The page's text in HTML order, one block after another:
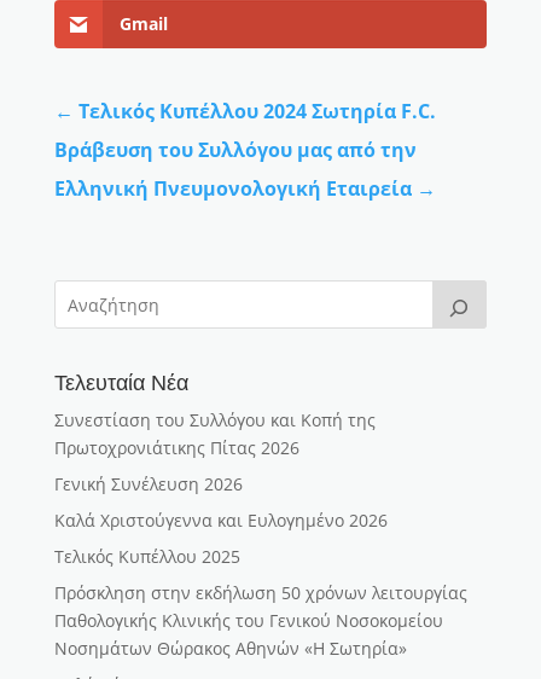
Gmail
← Τελικός Κυπέλλου 2024 Σωτηρία F.C.
Βράβευση του Συλλόγου μας από την
Ελληνική Πνευμονολογική Εταιρεία→
Τελευταία Νέα
Συνεστίαση του Συλλόγου και Κοπή της
Πρωτοχρονιάτικης Πίτας 2026
Γενική Συνέλευση 2026
Καλά Χριστούγεννα και Ευλογημένο 2026
Τελικός Κυπέλλου 2025
Πρόσκληση στην εκδήλωση 50 χρόνων λειτουργίας
Παθολογικής Κλινικής του Γενικού Νοσοκομείου
Νοσημάτων Θώρακος Αθηνών «Η Σωτηρία»